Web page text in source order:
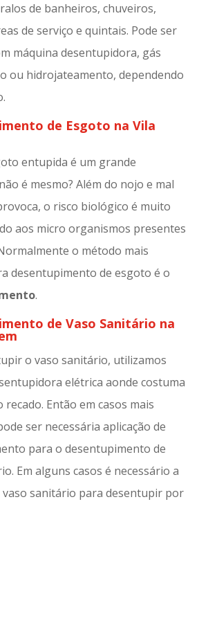
de banheiros, chuveiros,
de serviço e quintais. Pode ser
máquina desentupidora, gás
ou hidrojateamento, dependendo
de Esgoto na Vila
entupida é um grande
é mesmo? Além do nojo e mal
o risco biológico é muito
aos micro organismos presentes
o método mais
desentupimento de esgoto é o
.
de Vaso Sanitário na
o vaso sanitário, utilizamos
elétrica aonde costuma
recado. Então em casos mais
ser necessária aplicação de
para o desentupimento de
Em alguns casos é necessário a
vaso sanitário para desentupir por